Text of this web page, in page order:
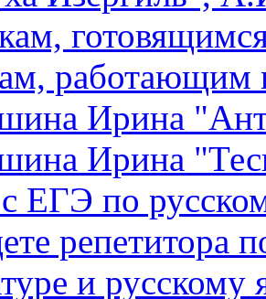
работающим
Ирина
Ирина
ЕГЭ по
репетитора
и